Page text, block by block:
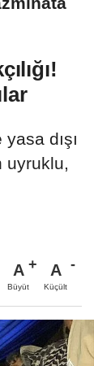
dışı
uyruklu,
A
Büyüt
A
Küçült